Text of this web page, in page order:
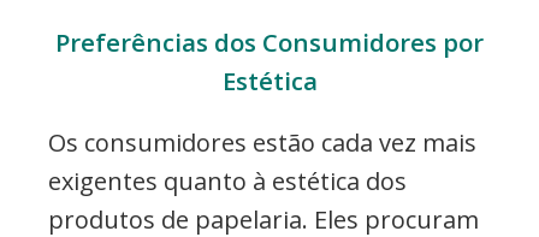
Preferências dos Consumidores por
Estética
Os consumidores estão cada vez mais
exigentes quanto à estética dos
produtos de papelaria. Eles procuram